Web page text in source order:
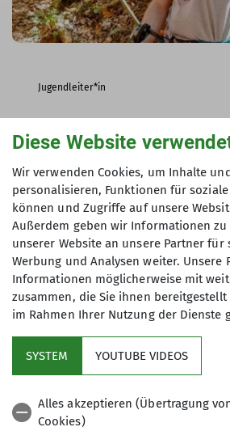
Jugendleiter*in
Leitung Junge aktive Kletterer
felix.brune@dav-
Diese Website
Wir verwenden Cookies, um Inhalte
personalisieren, Funktionen für
können und Zugriffe auf unsere
Außerdem geben wir Informationen
unserer Website an unsere Partner für
Werbung und Analysen weiter. Unsere
Informationen möglicherweise mit
zusammen, die Sie ihnen
im Rahmen Ihrer Nutzung der Dienste
SYSTEM YOUTUBE VIDEOS
Alles akzeptieren (Übertragung
Cookies)